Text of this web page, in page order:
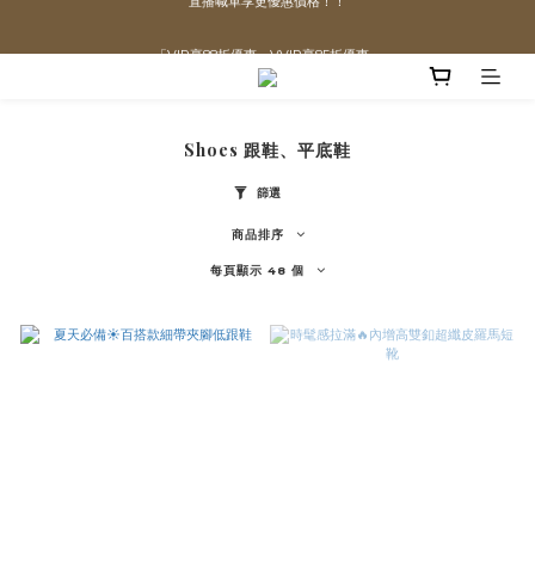
「VIP享88折優惠、VVIP享85折優惠」
直播喊單享更優惠價格！！
Shoes 跟鞋、平底鞋
篩選
商品排序
每頁顯示 48 個